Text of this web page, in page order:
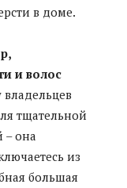
в доме.
и волос
тщательной
– она
из
большая